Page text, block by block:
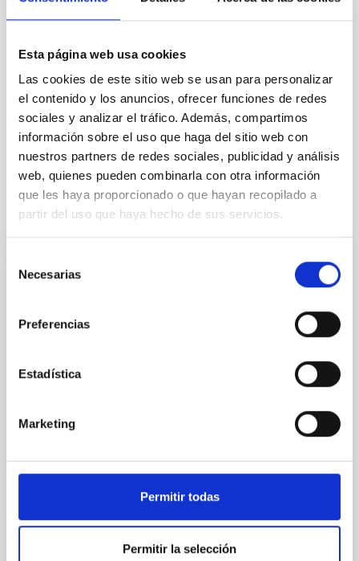
Esta página web usa cookies
Las cookies de este sitio web se usan para personalizar
el contenido y los anuncios, ofrecer funciones de redes
sociales y analizar el tráfico. Además, compartimos
información sobre el uso que haga del sitio web con
nuestros partners de redes sociales, publicidad y análisis
web, quienes pueden combinarla con otra información
que les haya proporcionado o que hayan recopilado a
partir del uso que haya hecho de sus servicios.
Necesarias
Preferencias
Estadística
Marketing
Permitir todas
Permitir la selección
TIPO
Sistema Solar y Sistemas Planetarios (SEYSS)
Física estelar e interestelar (FEEI)
Te puede interesar
CON ÁRBITRO
Cores in the Transition between Cloud and
In a magnetically dominated model of star formation,
we expect to see alignments between the magnetic
cloud-scale magnetic field. A. Pandhi et al. showed
instead, however, that the orientation of cores and
Fecha de publicación: 5 2026